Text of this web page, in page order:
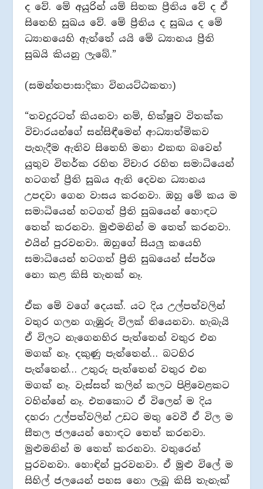
ද වේ. මේ අයුරින් යම් සිතක ප්‍රීතිය වේ ද ඒ
සිතෙහි සුඛය වේ. මේ ප්‍රීතිය ද සුඛය ද මේ
ධ්‍යානයෙහි ඇත්තේ යයි මේ ධ්‍යානය ප්‍රීති
සුඛයි කියනු ලැබේ.”
(සමන්තපාසාදිකා විනයට්ඨකතා)
“තවදුරටත් කියනවා නම්, භික්ෂුව විතක්ක
විචාරයන්ගේ සන්සිඳීමෙන් ආධ්‍යාත්මිකව
පැහැදීම ඇතිව සිතෙහි මනා එකඟ බවෙන්
යුතුව විතර්ක රහිත විචාර රහිත සමාධියෙන්
හටගත් ප්‍රීති සුඛය ඇති දෙවන ධ්‍යානය
උපදවා ගෙන වාසය කරනවා. ඔහු මේ කය ම
සමාධියෙන් හටගත් ප්‍රීති සුඛයෙන් හොඳට
තෙත් කරනවා. මුළුමනින් ම තෙත් කරනවා.
එයින් පුරවනවා. ඔහුගේ සියලු කයෙහි
සමාධියෙන් හටගත් ප්‍රීති සුඛයෙන් ස්පර්ශ
නො කළ කිසි තැනක් නෑ.
ඒක මේ වගේ දෙයක්. යට දිය උල්පත්වලින්
වතුර ගලන ගැඹුරු විලක් තියෙනවා. හැබැයි
ඒ විලට නැගෙනහිර පැත්තෙන් වතුර එන
මගක් නෑ. දකුණු පැත්තෙන්… බටහිර
පැත්තෙන්… උතුරු පැත්තෙන් වතුර එන
මගක් නෑ. වැස්සත් කලින් කලට පිළිවෙළකට
වහින්නේ නෑ. එතකොට ඒ විලෙන් ම දිය
දහරා උල්පත්වලින් උඩට මතු වෙවී ඒ විල ම
සීතල ජලයෙන් හොඳට තෙත් කරනවා.
මුළුමනින් ම තෙත් කරනවා. වතුරෙන්
පුරවනවා. හොඳින් පුරවනවා. ඒ මුළු විලේ ම
සිහිල් ජලයෙන් පහස නො ලැබූ කිසි තැනැක්